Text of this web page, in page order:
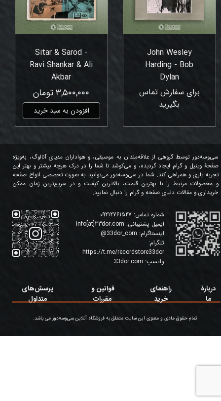
John Wesley
Harding - Bob
Dylan
برای سفارش تماس
بگیرید
Sitar & Sarod -
Ravi Shankar & Ali
Akbar
۳,۵۰۰,۰۰۰ تومان
افزودن به سبد خرید
شماره تماس:
ایمیل پشتیبانی: info[at]33dor.com
اینستاگرام: 33dor_com
@
تلگرام:
https://t.me/recordstore33dor
واتسپ: 33dor.com
سی‌وسه‌دور توسط گروهی از علاقه‌مندان به موسیقی، و هواداران مدیای آنالوگ، به‌ویژه
صفحۀ وینیل و گرام ایجاد گردیده، و می‌کوشد تا شما را در درک هرچه بیشتر و بهتر این
تجربه یاری و همراهی کند. شما در سی‌وسه‌دور می‌توانید به صورت تخصصی انواع صفحه
و محصولات مرتبط را با بهترین قیمت، بالاترین کیفیت و در سریع‌ترین زمان ممکن
خریداری و مقالات دنیای صفحه و گرام را دنبال نمایید.
تمام حقوق مادی و معنوی این سایت متعلق به فروشگاه آنلاین سی‌وسه‌دور می باشد.
دربارۀ
ما
قوانین و
مقررات
پرسش‌های
متداول
راهنمای
خرید